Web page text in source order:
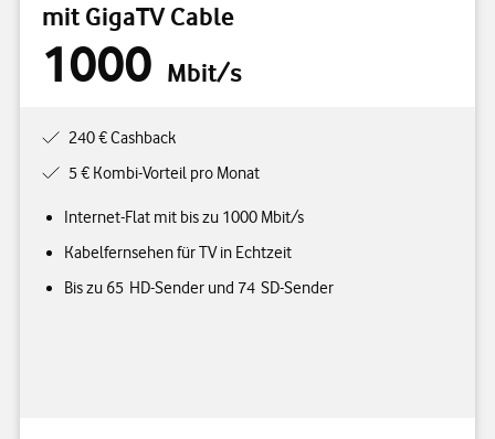
mit GigaTV Cable
1000 Mbit/s
240 € Cashback
5 € Kombi-Vorteil pro Monat
Internet-Flat mit bis zu 1000 Mbit/s
Kabelfernsehen für TV in Echtzeit
Bis zu 65 HD-Sender und 74 SD-Sender